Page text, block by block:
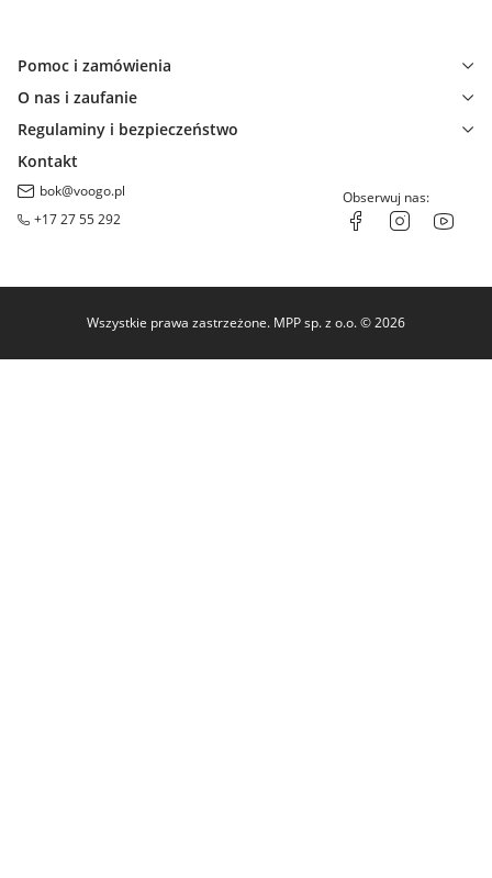
Pomoc i zamówienia
O nas i zaufanie
Regulaminy i bezpieczeństwo
Kontakt
bok@voogo.pl
+17 27 55 292
Obserwuj nas:
Wszystkie prawa zastrzeżone. MPP sp. z o.o. © 2026